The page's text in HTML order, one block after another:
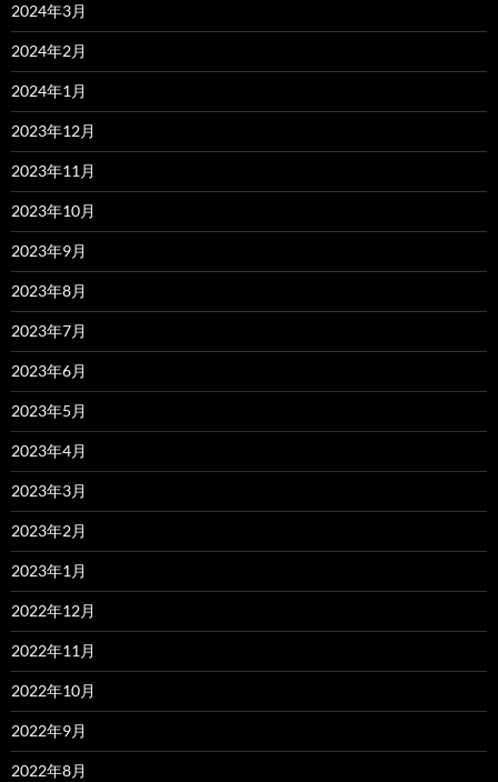
2024年3月
2024年2月
2024年1月
2023年12月
2023年11月
2023年10月
2023年9月
2023年8月
2023年7月
2023年6月
2023年5月
2023年4月
2023年3月
2023年2月
2023年1月
2022年12月
2022年11月
2022年10月
2022年9月
2022年8月